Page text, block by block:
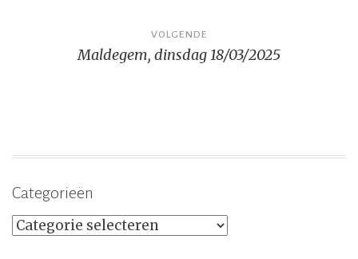
VOLGENDE
Maldegem, dinsdag 18/03/2025
Categorieën
Categorieën